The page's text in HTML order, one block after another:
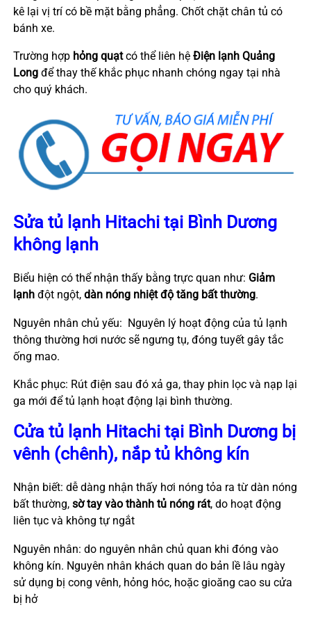
kê lại vị trí có bề mặt bằng phẳng. Chốt chặt chân tủ có
bánh xe.
Trường hợp hỏng quạtcó thể liên hệ Điện lạnh Quảng
Longđể thay thế khắc phục nhanh chóng ngay tại nhà
cho quý khách.
Sửa tủ lạnh Hitachi tại Bình Dương
không lạnh
Biểu hiện có thể nhận thấy bằng trực quan như: Giảm
lạnhđột ngột, dàn nóng nhiệt độ tăng bất thường.
Nguyên nhân chủ yếu: Nguyên lý hoạt động của tủ lạnh
thông thường hơi nước sẽ ngưng tụ, đóng tuyết gây tắc
ống mao.
Khắc phục: Rút điện sau đó xả ga, thay phin lọc và nạp lại
ga mới để tủ lạnh hoạt động lại bình thường.
Cửa tủ lạnh Hitachi tại Bình Dương bị
vênh (chênh), nắp tủ không kín
Nhận biết: dễ dàng nhận thấy hơi nóng tỏa ra từ dàn nóng
bất thường, sờ tay vào thành tủ nóng rát, do hoạt động
liên tục và không tự ngắt
Nguyên nhân: do nguyên nhân chủ quan khi đóng vào
không kín. Nguyên nhân khách quan do bản lề lâu ngày
sử dụng bị cong vênh, hỏng hóc, hoặc gioăng cao su cửa
bị hở